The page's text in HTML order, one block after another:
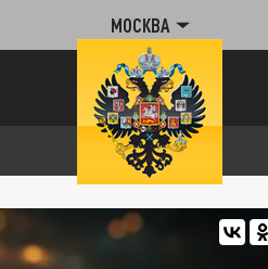
МОСКВА